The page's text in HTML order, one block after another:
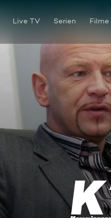
Live TV Serien Filme